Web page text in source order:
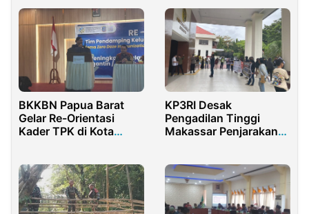
Diduga Pelaku
Tambang Ilegal
BKKBN Papua Barat
Gelar Re-Orientasi
Kader TPK di Kota
Elisabeth Sampaikan
Dukungan Pemkot
KP3RI Desak
Pengadilan Tinggi
Makassar Penjarakan